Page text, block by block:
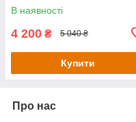
В наявності
4 200 ₴ 5 040 ₴
Купити
Про нас